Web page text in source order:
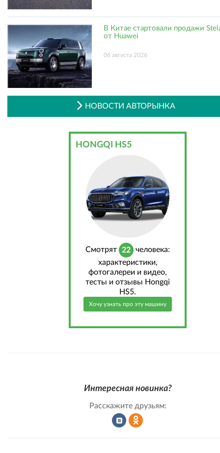
В Китае стартовали продажи
от Huawei
06 августа 2026
НОВОСТИ АВТОРЫНКА
HONGQI HS5
Cмотрят 22
человека:
характеристики,
фотогалереи и видео,
тесты и отзывы Hongqi
HS5.
Хочу узнать про эту машину
Интересная новинка?
Расскажите друзьям: